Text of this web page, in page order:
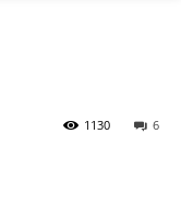
6
1130